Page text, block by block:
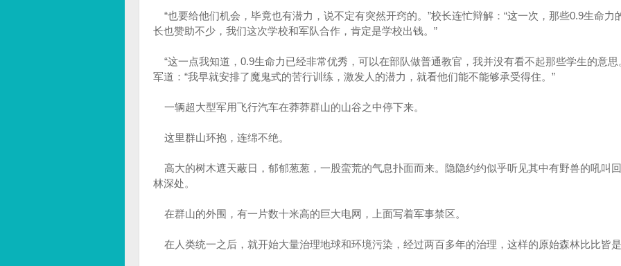
“也要给他们机会，毕竟也有潜力，说不定有突然开窍的。”校长连忙辩解：“这一次，那些0.9生命力
长也赞助不少，我们这次学校和军队合作，肯定是学校出钱。”
“这一点我知道，0.9生命力已经非常优秀，可以在部队做普通教官，我并没有看不起那些学生的意思
军道：“我早就安排了魔鬼式的苦行训练，激发人的潜力，就看他们能不能够承受得住。”
一辆超大型军用飞行汽车在莽莽群山的山谷之中停下来。
这里群山环抱，连绵不绝。
高大的树木遮天蔽日，郁郁葱葱，一股蛮荒的气息扑面而来。隐隐约约似乎听见其中有野兽的吼叫
林深处。
在群山的外围，有一片数十米高的巨大电网，上面写着军事禁区。
在人类统一之后，就开始大量治理地球和环境污染，经过两百多年的治理，这样的原始森林比比皆是